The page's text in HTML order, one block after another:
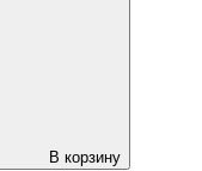
В корзину